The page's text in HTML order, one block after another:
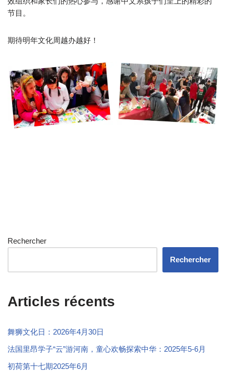
节目。
期待明年文化周越办越好！
Rechercher
Rechercher
Articles récents
舞狮文化日：2026年4月30日
法国里昂学子“云”游河南，童心欢畅探索中华：2025年5-6月
初荷第十七期2025年6月